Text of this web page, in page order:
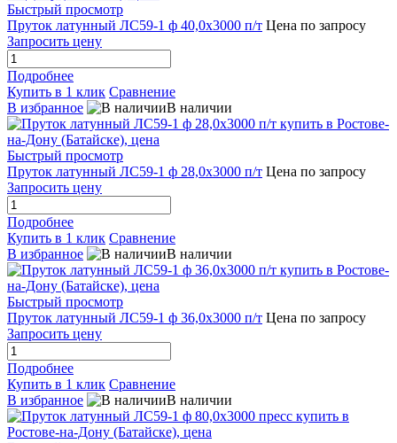
Быстрый просмотр
Пруток латунный ЛС59-1 ф 40,0х3000 п/т Цена по запросу
Запросить цену
Подробнее
Купить в 1 клик Сравнение
В избранное
В наличии
Быстрый просмотр
Пруток латунный ЛС59-1 ф 28,0х3000 п/т Цена по запросу
Запросить цену
Подробнее
Купить в 1 клик Сравнение
В избранное
В наличии
Быстрый просмотр
Пруток латунный ЛС59-1 ф 36,0х3000 п/т Цена по запросу
Запросить цену
Подробнее
Купить в 1 клик Сравнение
В избранное
В наличии